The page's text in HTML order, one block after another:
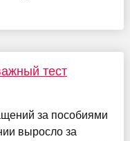
тест
за пособиями
выросло за